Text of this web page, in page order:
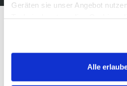
Geräten sie unser Angebot
werden, werden bei der Nutzung
Fall gesetzt. Cookies von
Trackingzwecke werden nur
Alle
unser Newsletter